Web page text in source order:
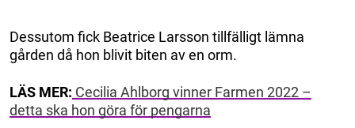
Dessutom fick Beatrice Larsson tillfälligt lämna
gården då hon blivit biten av en orm.
LÄS MER: Cecilia Ahlborg vinner Farmen 2022 –
detta ska hon göra för pengarna